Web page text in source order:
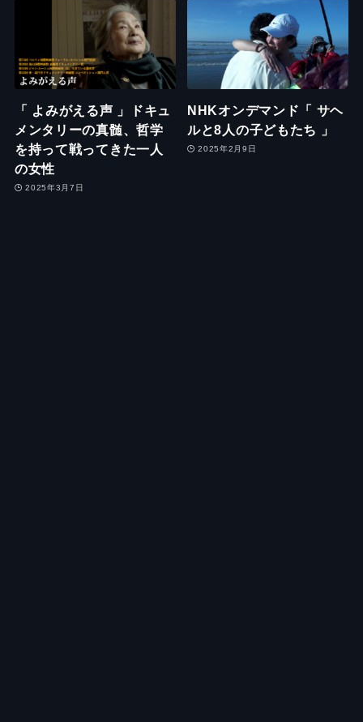
「 よみがえる声 」ドキュ
メンタリーの真髄、哲学
を持って戦ってきた一人
の女性
2025年3月7日
NHKオンデマンド「 サヘ
ルと8人の子どもたち 」
2025年2月9日